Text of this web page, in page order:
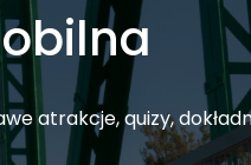
atrakcje, quizy,